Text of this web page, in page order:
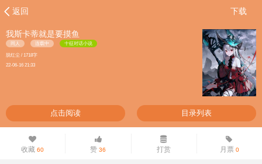
返回 下载
我斯卡蒂就是要摸鱼
同人 连载中 十征对话小说
脱红尘 / 1718字
22-06-16 21:33
点击阅读 目录列表
收藏 60 赞 36 打赏 月票0